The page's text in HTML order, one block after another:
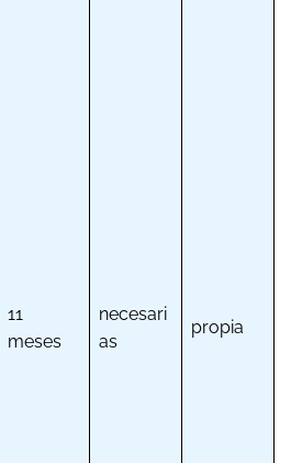
11
meses
necesari
as
propia